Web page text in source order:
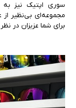
مجموعه‌ای بی‌نظیر
برای شما عزیزان در